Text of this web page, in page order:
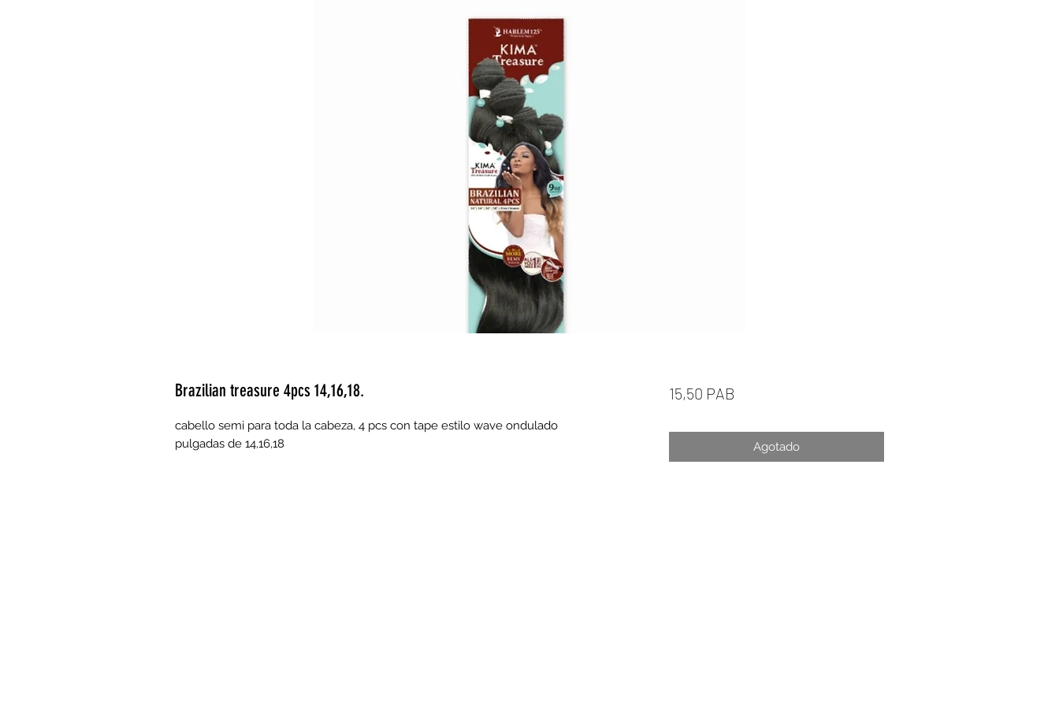
Brazilian treasure 4pcs 14,16,18.
cabello semi para toda la cabeza, 4 pcs con tape estilo wave ondulado
pulgadas de 14,16,18
15,50 PAB
Agotado